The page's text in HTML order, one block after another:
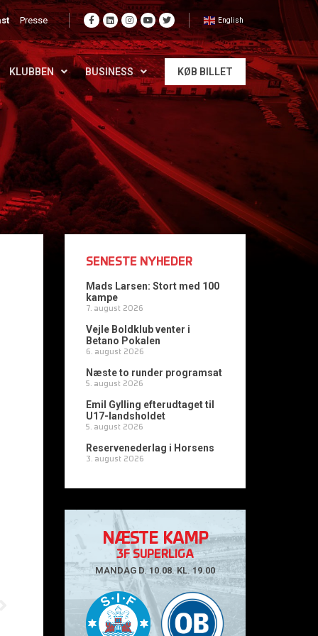
Presse English
KLUBBEN BUSINESS KØB BILLET
SENESTE NYHEDER
Mads Larsen: Stort med 100
kampe
7. august 2026
Vejle Boldklub venter i
Betano Pokalen
6. august 2026
Næste to runder programsat
5. august 2026
Emil Gylling efterudtaget til
U17-landsholdet
5. august 2026
Reservenederlag i Horsens
3. august 2026
NÆSTE KAMP
3F SUPERLIGA
MANDAG D. 10.08. KL. 19.00